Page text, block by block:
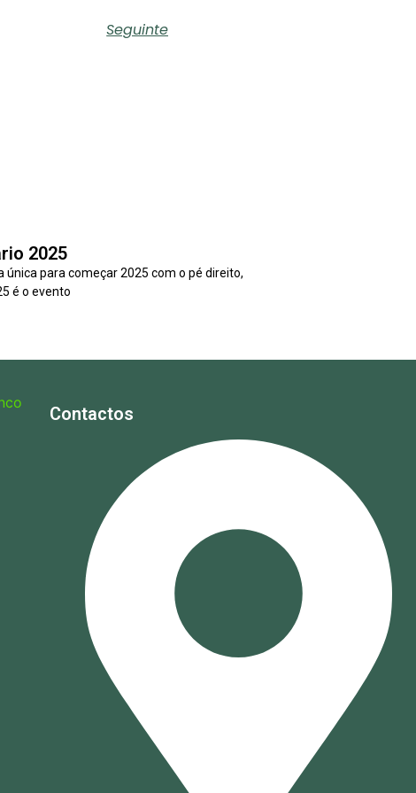
Seguinte
2025
única para começar 2025 com o pé direito,
é o evento
Contactos